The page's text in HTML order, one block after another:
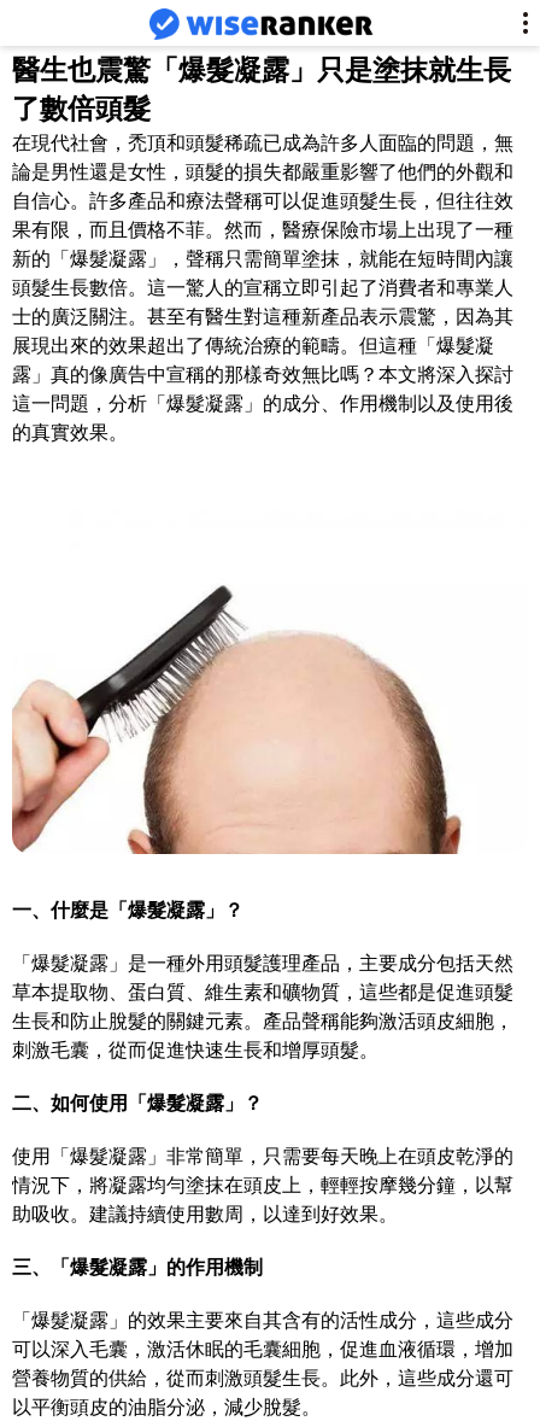
醫生也震驚「爆髮凝露」只是塗抹就生長
了數倍頭髮
在現代社會，禿頂和頭髮稀疏已成為許多人面臨的問題，無
論是男性還是女性，頭髮的損失都嚴重影響了他們的外觀和
自信心。許多產品和療法聲稱可以促進頭髮生長，但往往效
果有限，而且價格不菲。然而，醫療保險市場上出現了一種
新的「爆髮凝露」，聲稱只需簡單塗抹，就能在短時間內讓
頭髮生長數倍。這一驚人的宣稱立即引起了消費者和專業人
士的廣泛關注。甚至有醫生對這種新產品表示震驚，因為其
展現出來的效果超出了傳統治療的範疇。但這種「爆髮凝
露」真的像廣告中宣稱的那樣奇效無比嗎？本文將深入探討
這一問題，分析「爆髮凝露」的成分、作用機制以及使用後
的真實效果。
一、什麼是「爆髮凝露」？
「爆髮凝露」是一種外用頭髮護理產品，主要成分包括天然
草本提取物、蛋白質、維生素和礦物質，這些都是促進頭髮
生長和防止脫髮的關鍵元素。產品聲稱能夠激活頭皮細胞，
刺激毛囊，從而促進快速生長和增厚頭髮。
二、如何使用「爆髮凝露」？
使用「爆髮凝露」非常簡單，只需要每天晚上在頭皮乾淨的
情況下，將凝露均勻塗抹在頭皮上，輕輕按摩幾分鐘，以幫
助吸收。建議持續使用數周，以達到好效果。
三、「爆髮凝露」的作用機制
「爆髮凝露」的效果主要來自其含有的活性成分，這些成分
可以深入毛囊，激活休眠的毛囊細胞，促進血液循環，增加
營養物質的供給，從而刺激頭髮生長。此外，這些成分還可
以平衡頭皮的油脂分泌，減少脫髮。